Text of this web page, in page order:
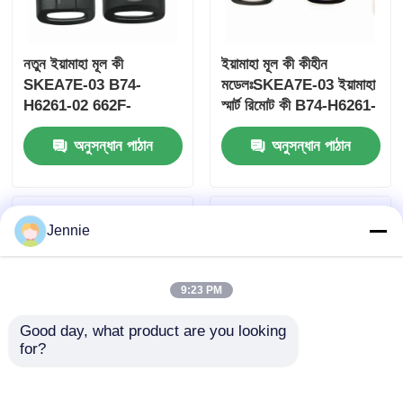
নতুন ইয়ামাহা মূল কী
SKEA7E-03 B74-
H6261-02 662F-
SKEA7D03
অনুসন্ধান পাঠান
ইয়ামাহা মূল কী কীহীন
মডেলঃSKEA7E-03 ইয়ামাহা
স্মার্ট রিমোট কী B74-H6261-
02/662F-SKEA7D03 এর
জন্য
অনুসন্ধান পাঠান
Jennie
9:23 PM
Good day, what product are you looking
for?